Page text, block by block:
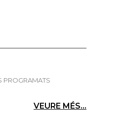
PROGRAMATS
VEURE MÉS...